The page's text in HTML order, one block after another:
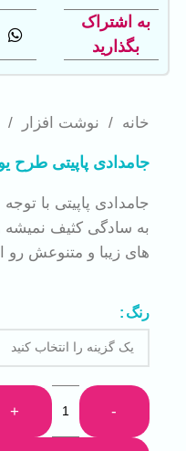
خانه / نوشت افزار /
جامدادی پاپیتی طرح
جامدادی پاپیتی با
به سادگی کثیف
های زیبا و متنوعش رو
رنگ
-
+
به اشتراک
بگذارید